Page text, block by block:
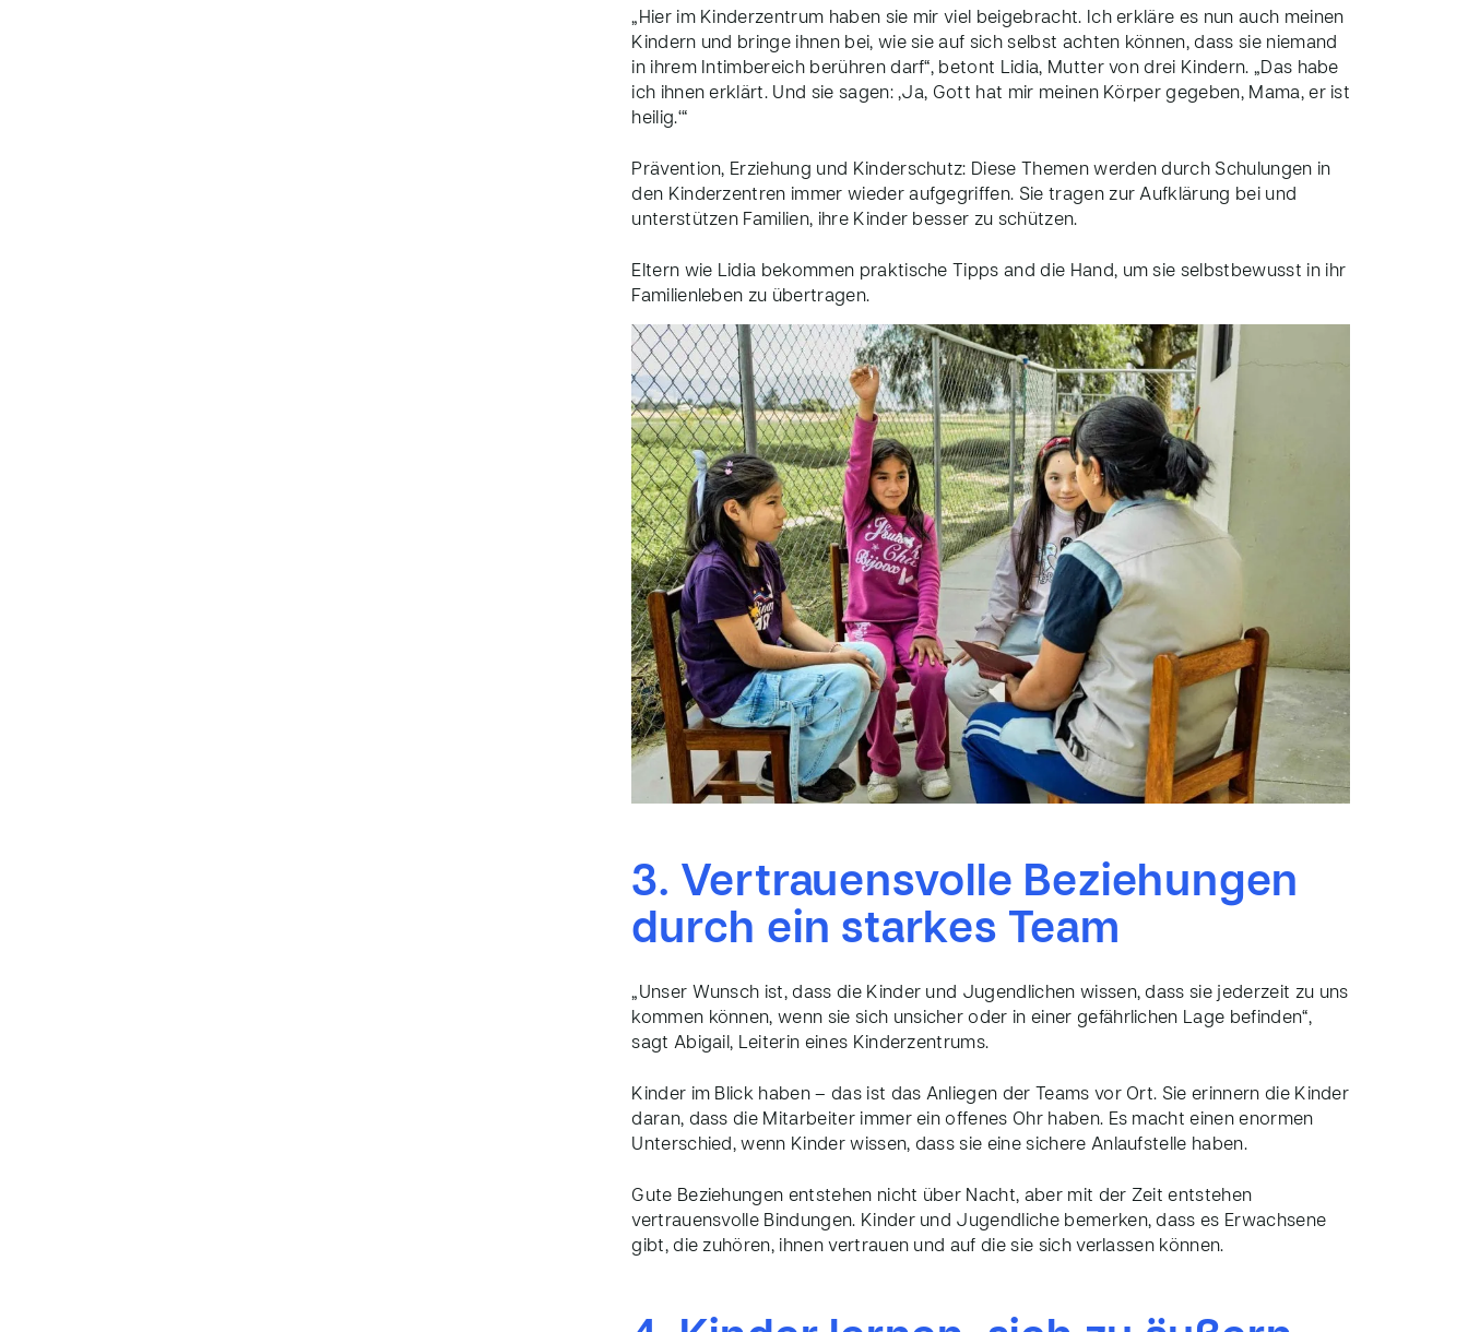
„Hier im Kinderzentrum haben sie mir viel beigebracht. Ich erkläre es nun auch meinen
Kindern und bringe ihnen bei, wie sie auf sich selbst achten können, dass sie niemand
in ihrem Intimbereich berühren darf“, betont Lidia, Mutter von drei Kindern. „Das habe
ich ihnen erklärt. Und sie sagen: ‚Ja, Gott hat mir meinen Körper gegeben, Mama, er ist
heilig.‘“
Prävention, Erziehung und Kinderschutz: Diese Themen werden durch Schulungen in
den Kinderzentren immer wieder aufgegriffen. Sie tragen zur Aufklärung bei und
unterstützen Familien, ihre Kinder besser zu schützen.
Eltern wie Lidia bekommen praktische Tipps and die Hand, um sie selbstbewusst in ihr
Familienleben zu übertragen.
3. Vertrauensvolle Beziehungen
durch ein starkes Team
„Unser Wunsch ist, dass die Kinder und Jugendlichen wissen, dass sie jederzeit zu uns
kommen können, wenn sie sich unsicher oder in einer gefährlichen Lage befinden“,
sagt Abigail, Leiterin eines Kinderzentrums.
Kinder im Blick haben – das ist das Anliegen der Teams vor Ort. Sie erinnern die Kinder
daran, dass die Mitarbeiter immer ein offenes Ohr haben. Es macht einen enormen
Unterschied, wenn Kinder wissen, dass sie eine sichere Anlaufstelle haben.
Gute Beziehungen entstehen nicht über Nacht, aber mit der Zeit entstehen
vertrauensvolle Bindungen. Kinder und Jugendliche bemerken, dass es Erwachsene
gibt, die zuhören, ihnen vertrauen und auf die sie sich verlassen können.